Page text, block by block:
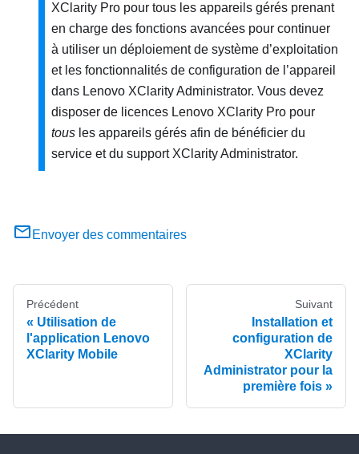
XClarity Pro pour tous les appareils gérés prenant
en charge des fonctions avancées pour continuer
à utiliser un déploiement de système d’exploitation
et les fonctionnalités de configuration de l’appareil
dans Lenovo XClarity Administrator. Vous devez
disposer de licences Lenovo XClarity Pro pour
tous les appareils gérés afin de bénéficier du
service et du support XClarity Administrator.
Envoyer des commentaires
Précédent
Utilisation de
l'application Lenovo
XClarity Mobile
Suivant
Installation et
configuration de
XClarity
Administrator pour la
première fois